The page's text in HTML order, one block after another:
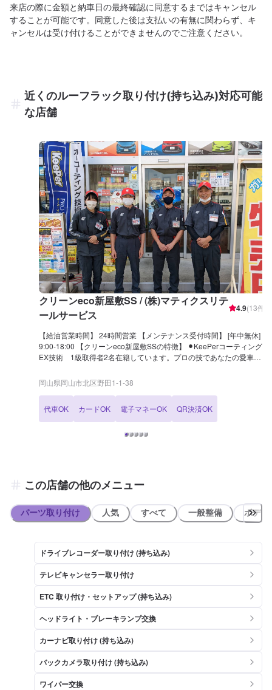
来店の際に金額と納車日の最終確認に同意するまではキャンセル
することが可能です。同意した後は支払いの有無に関わらず、キ
ャンセルは受け付けることができませんのでご注意ください。
近くのルーフラック取り付け(持ち込み)対応可能
な店舗
クリーンeco新屋敷SS / (株)マティクスリテ
ールサービス
4.9(13件)
【給油営業時間】 24時間営業 【メンテナンス受付時間】 [年中無休]
9:00-18:00 【クリーンeco新屋敷SSの特徴】 ⚫︎KeePerコーティング
EX技術 1級取得者2名在籍しています。プロの技であなたの愛車を
お任せください。 ⚫︎当店には洗車機のご用意もございます。 ⚫︎代車無
料貸出ありますので、安心してお任せ下さい。ご希望の場合はネット
います。是非ご相談下さい。 ⚫︎当店では車輌の販売、買取、査定や自
動車保険代理店としての対応も行なっております！ 【国家資格保持者
が在籍】 ⚫︎当店には2級整備士1名が在籍しています。車のメンテナン
クラッチが滑るなど、メカニカルトラブルなどもお気軽にご相談くだ
さいませ！
岡山県岡山市北区野田1-1-38
代車OK カードOK 電子マネーOK QR決済OK
この店舗の他のメニュー
パーツ取り付け 人気 すべて 一般整備 ボディ
ドライブレコーダー取り付け (持ち込み)
テレビキャンセラー取り付け
ETC 取り付け・セットアップ (持ち込み)
ヘッドライト・ブレーキランプ交換
カーナビ取り付け (持ち込み)
バックカメラ取り付け (持ち込み)
ワイパー交換